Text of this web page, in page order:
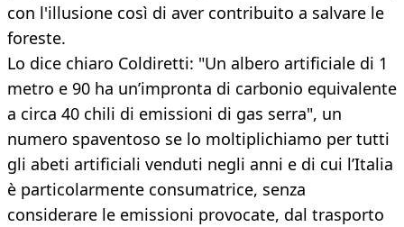
con l'illusione così di aver contribuito a salvare le
foreste.
Lo dice chiaro Coldiretti: "Un albero artificiale di 1
metro e 90 ha un’impronta di carbonio equivalente
a circa 40 chili di emissioni di gas serra", un
numero spaventoso se lo moltiplichiamo per tutti
gli abeti artificiali venduti negli anni e di cui l’Italia
è particolarmente consumatrice, senza
considerare le emissioni provocate, dal trasporto